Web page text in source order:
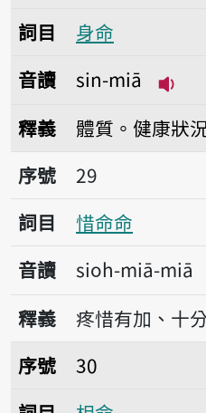
詞目
身命
音讀
sin-miā
釋義
體質。健康狀
序號29惜命命
序號
29
詞目
惜命命
音讀
sioh-miā-miā
釋義
疼惜有加、十
序號30相命
序號
30